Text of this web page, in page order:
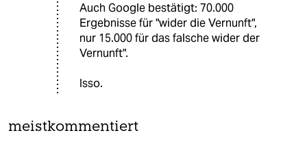
Auch Google bestätigt: 70.000
Ergebnisse für "wider die Vernunft",
nur 15.000 für das falsche wider der
Vernunft".
Isso.
meistkommentiert